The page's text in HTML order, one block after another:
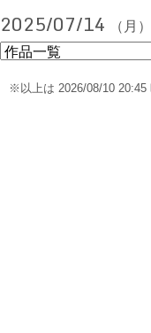
2025/07/14 （月）
※以上は 2026/08/10 20:45